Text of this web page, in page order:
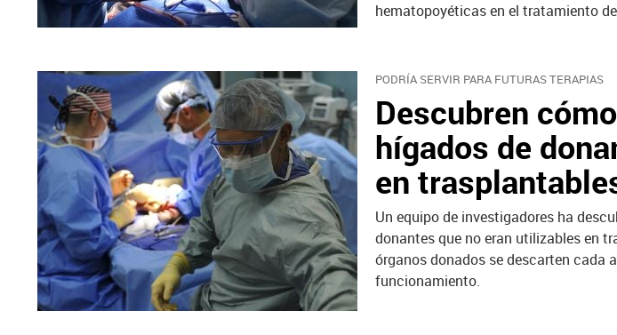
hematopoyéticas en el tratamiento
PODRÍA SERVIR PARA FUTURAS TERAPIAS
Descubren
hígados de
en
Un equipo de investigadores ha
donantes que no eran utilizables en
órganos donados se descarten cada
funcionamiento.